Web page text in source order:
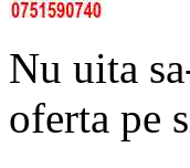
Nu uita
oferta pe